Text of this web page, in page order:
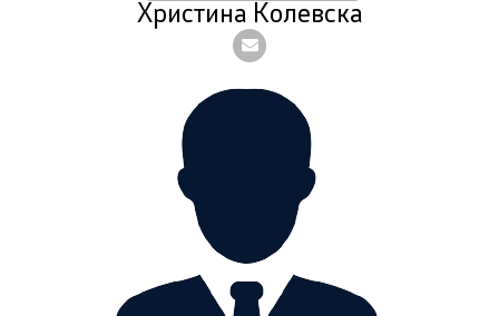
Христина Колевска